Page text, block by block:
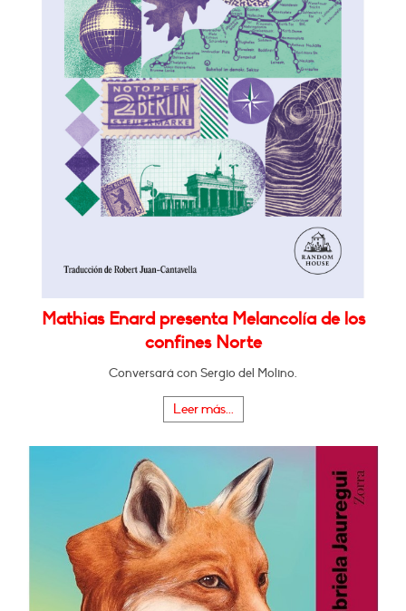
Mathias Enard presenta Melancolía de los
confines Norte
Conversará con Sergio del Molino.
Leer más...